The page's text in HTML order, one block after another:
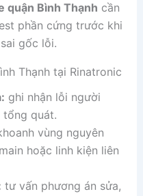
quận Bình Thạnh cần
phần cứng trước khi
gốc lỗi.
Thạnh tại Rinatronic
ghi nhận lỗi người
tổng quát.
vùng nguyên
hoặc linh kiện liên
tư vấn phương án sửa,